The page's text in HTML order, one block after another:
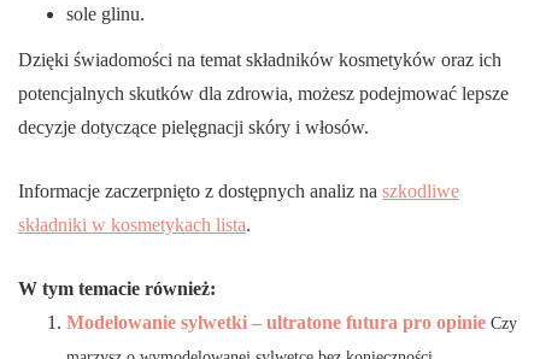
sole glinu.
Dzięki świadomości na temat składników kosmetyków oraz ich
potencjalnych skutków dla zdrowia, możesz podejmować lepsze
decyzje dotyczące pielęgnacji skóry i włosów.
Informacje zaczerpnięto z dostępnych analiz na szkodliwe
składniki w kosmetykach lista.
W tym temacie również:
Modelowanie sylwetki – ultratone futura pro opinie Czy